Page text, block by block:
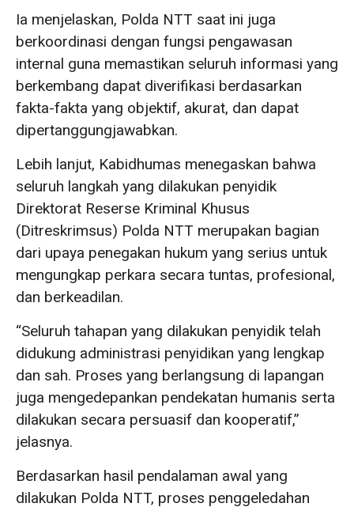
Ia menjelaskan, Polda NTT saat ini juga
berkoordinasi dengan fungsi pengawasan
internal guna memastikan seluruh informasi yang
berkembang dapat diverifikasi berdasarkan
fakta-fakta yang objektif, akurat, dan dapat
dipertanggungjawabkan.
Lebih lanjut, Kabidhumas menegaskan bahwa
seluruh langkah yang dilakukan penyidik
Direktorat Reserse Kriminal Khusus
(Ditreskrimsus) Polda NTT merupakan bagian
dari upaya penegakan hukum yang serius untuk
mengungkap perkara secara tuntas, profesional,
dan berkeadilan.
“Seluruh tahapan yang dilakukan penyidik telah
didukung administrasi penyidikan yang lengkap
dan sah. Proses yang berlangsung di lapangan
juga mengedepankan pendekatan humanis serta
dilakukan secara persuasif dan kooperatif,”
jelasnya.
Berdasarkan hasil pendalaman awal yang
dilakukan Polda NTT, proses penggeledahan